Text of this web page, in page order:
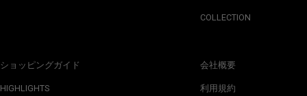
ショッピングガイド
HIGHLIGHTS
COLLECTION
会社概要
利用規約